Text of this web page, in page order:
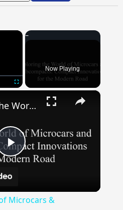
×
Now Playing
×
Play
Exploring the World of Microcars & Subcompacts: Compact Innovations for the Modern Road
Microcars &